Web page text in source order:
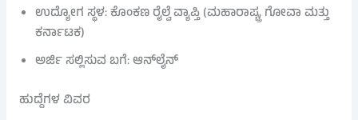
ಉದ್ಯೋಗ ಸ್ಥಳ: ಕೊಂಕಣ ರೈಲ್ವೆ ವ್ಯಾಪ್ತಿ (ಮಹಾರಾಷ್ಟ್ರ, ಗೋವಾ ಮತ್ತು
ಕರ್ನಾಟಕ)
ಅರ್ಜಿ ಸಲ್ಲಿಸುವ ಬಗೆ: ಆನ್‌ಲೈನ್
ಹುದ್ದೆಗಳ ವಿವರ